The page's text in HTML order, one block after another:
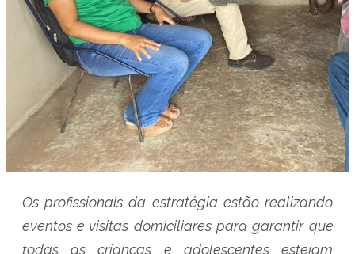
Os profissionais da estratégia estão realizando
eventos e visitas domiciliares para garantir que
todas as crianças e adolescentes estejam